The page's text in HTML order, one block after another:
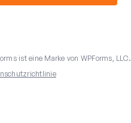
ist eine Marke von WPForms, LLC.